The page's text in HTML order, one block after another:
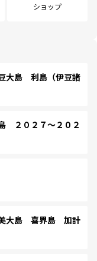
ショップ
島 利島（伊豆諸
２０２７～２０２
大島 喜界島 加計